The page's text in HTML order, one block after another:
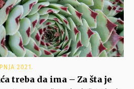
2021.
treba da ima – Za šta je